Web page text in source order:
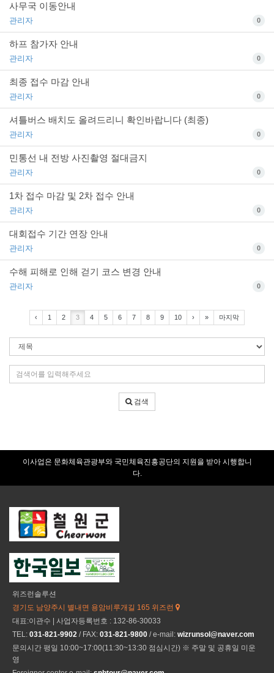
사무국 이동안내
관리자 0
하프 참가자 안내
관리자 0
최종 접수 마감 안내
관리자 0
셔틀버스 배치도 올려드리니 확인바랍니다 (최종)
관리자 0
민통선 내 전방 사진촬영 절대금지
관리자 0
1차 접수 마감 및 2차 접수 안내
관리자 0
대회접수 기간 연장 안내
관리자 0
수해 피해로 인해 걷기 코스 변경 안내
관리자 0
‹ 1 2 3 4 5 6 7 8 9 10 › » 마지막
색
조
색
어
입
검색
이사업은 문화체육관광부와 국민체육진흥공단의 지원을 받아 시행합니
다.
위즈런솔루션
경기도 남양주시 별내면 용암비루개길 165 위즈런
대표:이관수 | 사업자등록번호 : 132-86-30033
TEL: 031-821-9902 / FAX: 031-821-9800 / e-mail: wizrunsol@naver.com
문의시간 평일 10:00~17:00(11:30~13:30 점심시간) ※ 주말 및 공휴일 미운
영